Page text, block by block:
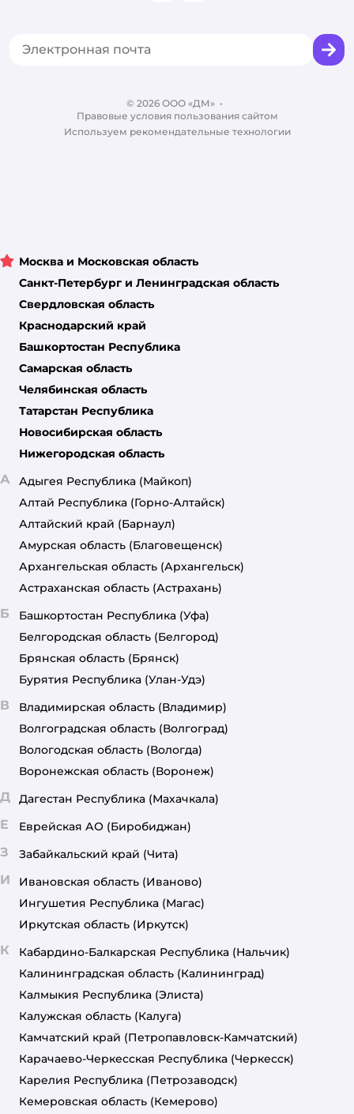
Блог
Корм для собак
© 2026 ООО «ДМ» •
Правовые условия пользования сайтом
Используем рекомендательные технологии
Москва и Московская область
Санкт-Петербург и Ленинградская область
Свердловская область
Краснодарский край
Башкортостан Республика
Самарская область
Челябинская область
Татарстан Республика
Новосибирская область
Нижегородская область
А Адыгея Республика (Майкоп)
Алтай Республика (Горно-Алтайск)
Алтайский край (Барнаул)
Амурская область (Благовещенск)
Архангельская область (Архангельск)
Астраханская область (Астрахань)
Б Башкортостан Республика (Уфа)
Белгородская область (Белгород)
Брянская область (Брянск)
Бурятия Республика (Улан-Удэ)
В Владимирская область (Владимир)
Волгоградская область (Волгоград)
Вологодская область (Вологда)
Воронежская область (Воронеж)
Д Дагестан Республика (Махачкала)
Е Еврейская АО (Биробиджан)
З Забайкальский край (Чита)
И Ивановская область (Иваново)
Ингушетия Республика (Магас)
Иркутская область (Иркутск)
К Кабардино-Балкарская Республика (Нальчик)
Калининградская область (Калининград)
Калмыкия Республика (Элиста)
Калужская область (Калуга)
Камчатский край (Петропавловск-Камчатский)
Карачаево-Черкесская Республика (Черкесск)
Карелия Республика (Петрозаводск)
Кемеровская область (Кемерово)